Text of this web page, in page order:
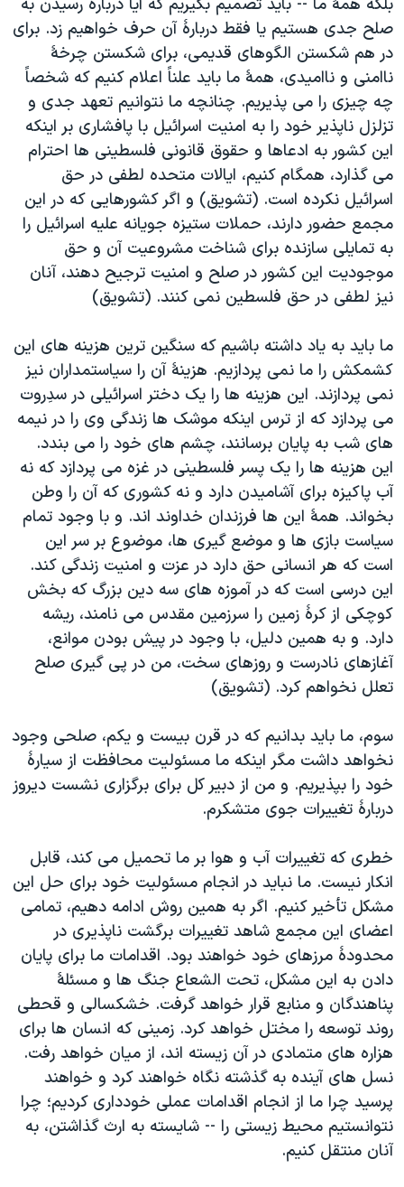
بلکه همۀ ما -- باید تصمیم بگیریم که آیا دربارۀ رسیدن به
صلح جدی هستیم یا فقط دربارۀ آن حرف خواهیم زد. برای
در هم شکستن الگوهای قدیمی، برای شکستن چرخۀ
ناامنی و ناامیدی، همۀ ما باید علناً اعلام کنیم که شخصاً
چه چیزی را می پذیریم. چنانچه ما نتوانیم تعهد جدی و
تزلزل ناپذیر خود را به امنیت اسرائیل با پافشاری بر اینکه
این کشور به ادعاها و حقوق قانونی فلسطینی ها احترام
می گذارد، همگام کنیم، ایالات متحده لطفی در حق
اسرائیل نکرده است. (تشویق) و اگر کشورهایی که در این
مجمع حضور دارند، حملات ستیزه جویانه علیه اسرائیل را
به تمایلی سازنده برای شناخت مشروعیت آن و حق
موجودیت این کشور در صلح و امنیت ترجیح دهند، آنان
نیز لطفی در حق فلسطین نمی کنند. (تشویق)
ما باید به یاد داشته باشیم که سنگین ترین هزینه های این
کشمکش را ما نمی پردازیم. هزینۀ آن را سیاستمداران نیز
نمی پردازند. این هزینه ها را یک دختر اسرائیلی در سدِروت
می پردازد که از ترس اینکه موشک ها زندگی وی را در نیمه
های شب به پایان برسانند، چشم های خود را می بندد.
این هزینه ها را یک پسر فلسطینی در غزه می پردازد که نه
آب پاکیزه برای آشامیدن دارد و نه کشوری که آن را وطن
بخواند. همۀ این ها فرزندان خداوند اند. و با وجود تمام
سیاست بازی ها و موضع گیری ها، موضوع بر سر این
است که هر انسانی حق دارد در عزت و امنیت زندگی کند.
این درسی است که در آموزه های سه دین بزرگ که بخش
کوچکی از کرۀ زمین را سرزمین مقدس می نامند، ریشه
دارد. و به همین دلیل، با وجود در پیش بودن موانع،
آغازهای نادرست و روزهای سخت، من در پی گیری صلح
تعلل نخواهم کرد. (تشویق)
سوم، ما باید بدانیم که در قرن بیست و یکم، صلحی وجود
نخواهد داشت مگر اینکه ما مسئولیت محافظت از سیارۀ
خود را بپذیریم. و من از دبیر کل برای برگزاری نشست دیروز
دربارۀ تغییرات جوی متشکرم.
خطری که تغییرات آب و هوا بر ما تحمیل می کند، قابل
انکار نیست. ما نباید در انجام مسئولیت خود برای حل این
مشکل تأخیر کنیم. اگر به همین روش ادامه دهیم، تمامی
اعضای این مجمع شاهد تغییرات برگشت ناپذیری در
محدودۀ مرزهای خود خواهند بود. اقدامات ما برای پایان
دادن به این مشکل، تحت الشعاع جنگ ها و مسئلۀ
پناهندگان و منابع قرار خواهد گرفت. خشکسالی و قحطی
روند توسعه را مختل خواهد کرد. زمینی که انسان ها برای
هزاره های متمادی در آن زیسته اند، از میان خواهد رفت.
نسل های آینده به گذشته نگاه خواهند کرد و خواهند
پرسید چرا ما از انجام اقدامات عملی خودداری کردیم؛ چرا
نتوانستیم محیط زیستی را -- شایسته به ارث گذاشتن، به
آنان منتقل کنیم.